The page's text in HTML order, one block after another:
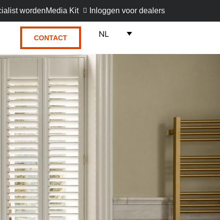
wordenMedia Kit Inloggen voor dealers
CONTACT NL